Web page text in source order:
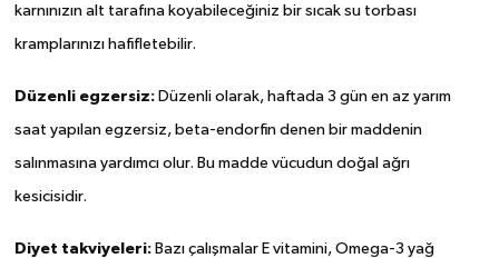
karnınızın alt tarafına koyabileceğiniz bir sıcak su torbası
kramplarınızı hafifletebilir.
Düzenli egzersiz:Düzenli olarak, haftada 3 gün en az yarım
saat yapılan egzersiz, beta-endorfin denen bir maddenin
salınmasına yardımcı olur. Bu madde vücudun doğal ağrı
kesicisidir.
Diyet takviyeleri:Bazı çalışmalar E vitamini, Omega-3 yağ